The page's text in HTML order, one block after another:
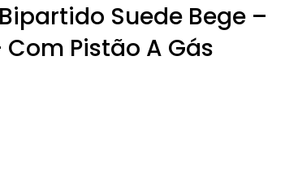
Suede Bege –
Pistão A Gás